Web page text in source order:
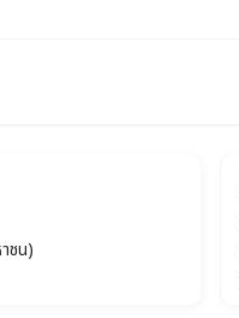
จำกัด (มหาชน)
ชน)